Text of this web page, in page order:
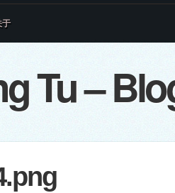
Tu –
于